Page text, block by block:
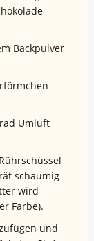
Backpulver
Umluft
schaumig
wird
Farbe).
und